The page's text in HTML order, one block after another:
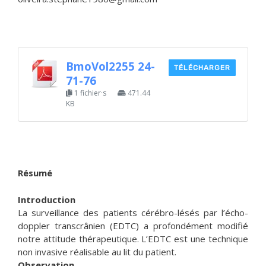
BmoVol2255 24-
71-76
1 fichier·s
471.44
KB
TÉLÉCHARGER
Résumé
Introduction
La surveillance des patients cérébro-lésés par l’écho-
doppler transcrânien (EDTC) a profondément modifié
notre attitude thérapeutique. L’EDTC est une technique
non invasive réalisable au lit du patient.